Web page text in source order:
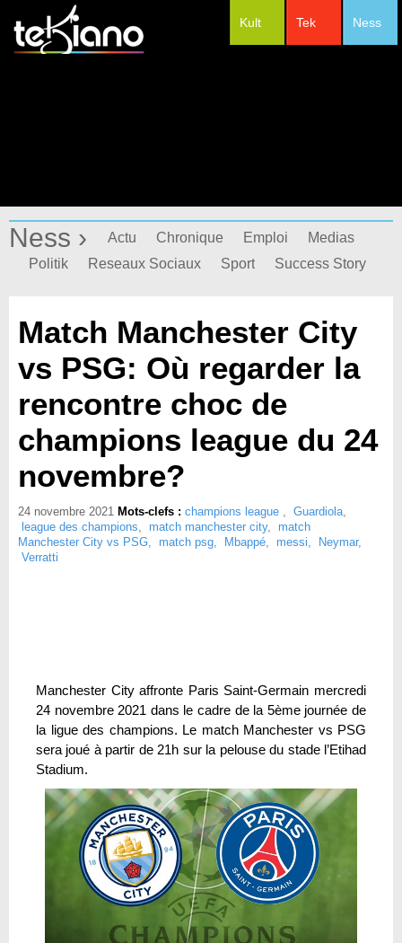
Ness
Tek
Kult
Ness › Actu Chronique Emploi
Medias
Politik
Reseaux Sociaux Sport Success Story
Match Manchester City
vs PSG: Où regarder la
rencontre choc de
champions league du 24
novembre?
24 novembre 2021 Mots-clefs : champions league , Guardiola,
league des champions, match manchester city, match
Manchester City vs PSG, match psg, Mbappé, messi, Neymar,
Verratti
Manchester City affronte Paris Saint-Germain mercredi
24 novembre 2021 dans le cadre de la 5ème journée de
la ligue des champions. Le match Manchester vs PSG
sera joué à partir de 21h sur la pelouse du stade l’Etihad
Stadium.